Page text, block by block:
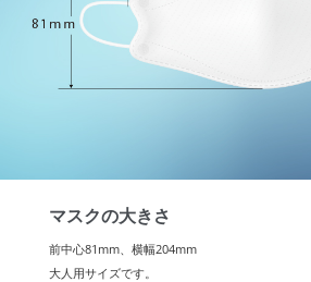
マスクの大きさ
前中心81mm、横幅204mm
大人用サイズです。